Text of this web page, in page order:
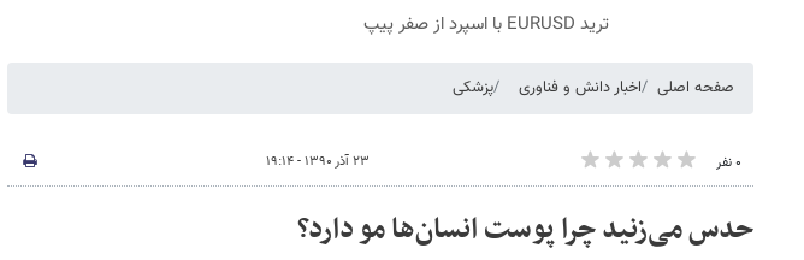
ترید EURUSD با اسپرد از صفر پیپ
صفحه اصلی اخبار دانش و فناوری پزشکی
۰ نفر ۲۳ آذر ۱۳۹۰ - ۱۹:۱۴
حدس می‌زنید چرا پوست انسان‌ها مو دارد؟